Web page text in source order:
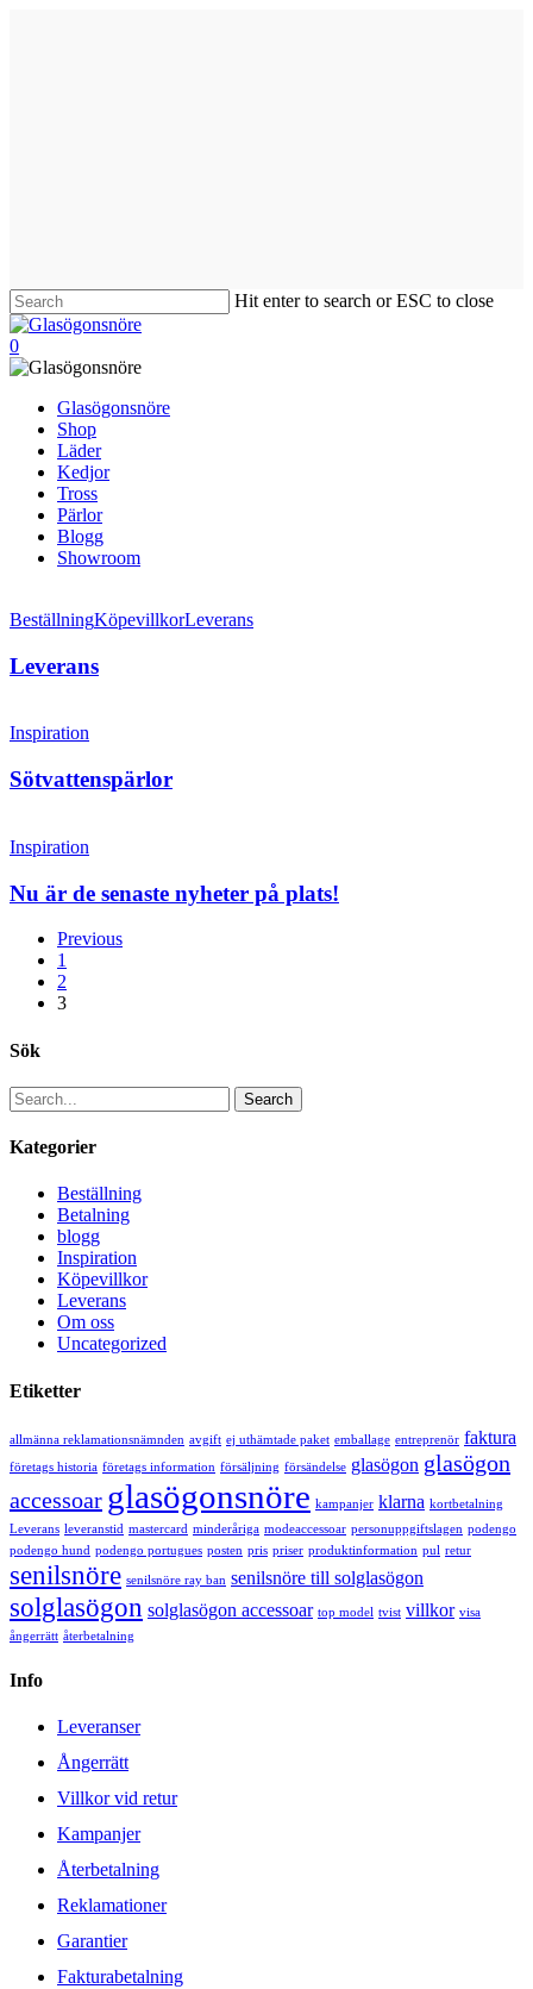
Hit enter to search or ESC to close
Close
Search
search
0
Menu
Glasögonsnöre
Shop
Läder
Kedjor
Tross
Pärlor
Blogg
Showroom
BeställningKöpevillkorLeverans
Leverans
Inspiration
Sötvattenspärlor
Inspiration
Nu är de senaste nyheter på plats!
Previous
1
2
3
Sök
Search
Kategorier
Beställning
Betalning
blogg
Inspiration
Köpevillkor
Leverans
Om oss
Uncategorized
Etiketter
allmänna reklamationsnämnden avgift ej uthämtade paket emballage entreprenör faktura
företags historia företags information försäljning försändelse glasögon glasögon
accessoar glasögonsnöre kampanjer klarna kortbetalning
Leverans leveranstid mastercard minderåriga modeaccessoar personuppgiftslagen podengo
podengo hund podengo portugues posten pris priser produktinformation pul retur
senilsnöre senilsnöre ray ban senilsnöre till solglasögon
solglasögon solglasögon accessoar top model tvist villkor visa
ångerrätt återbetalning
Info
Leveranser
Ångerrätt
Villkor vid retur
Kampanjer
Återbetalning
Reklamationer
Garantier
Fakturabetalning